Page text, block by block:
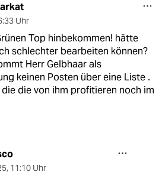
Uhr
Top hinbekommen! hätte
schlechter bearbeiten können?
Herr Gelbhaar als
keinen Posten über eine Liste .
die von ihm profitieren noch im
, 11:10 Uhr